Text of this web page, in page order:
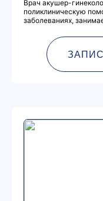
Врач акушер-
поликлиническую
заболеваниях,